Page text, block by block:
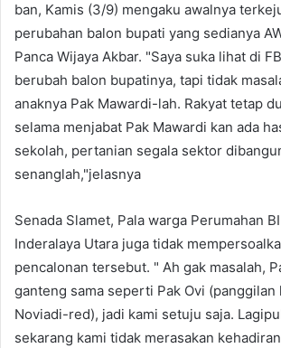
ban, Kamis (3/9) mengaku awalnya
perubahan balon bupati yang sedianya
Panca Wijaya Akbar. "Saya suka lihat di
berubah balon bupatinya, tapi tidak
anaknya Pak Mawardi-lah. Rakyat tetap
selama menjabat Pak Mawardi kan ada
sekolah, pertanian segala sektor
senanglah,"jelasnya
Senada Slamet, Pala warga Perumahan
Inderalaya Utara juga tidak
pencalonan tersebut. " Ah gak masalah,
ganteng sama seperti Pak Ovi (panggilan
Noviadi-red), jadi kami setuju saja.
sekarang kami tidak merasakan